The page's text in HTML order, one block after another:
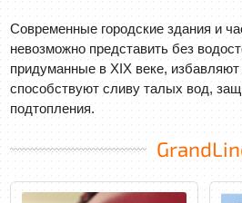
Современные городские здания и
невозможно представить без
придуманные в XIX веке, избавляют
способствуют сливу талых вод,
подтопления.